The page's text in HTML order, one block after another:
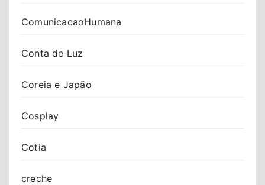
ComunicacaoHumana
Conta de Luz
Coreia e Japão
Cosplay
Cotia
creche